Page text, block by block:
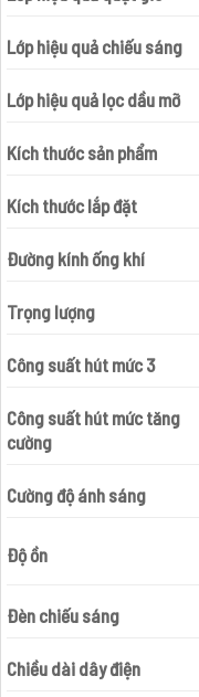
Lớp hiệu quả chiếu sáng
Lớp hiệu quả lọc dầu mỡ
Kích thước sản phẩm
Kích thước lắp đặt
Đường kính ống khí
Trọng lượng
Công suất hút mức 3
Công suất hút mức tăng
cường
Cường độ ánh sáng
Độ ồn
Đèn chiếu sáng
Chiều dài dây điện